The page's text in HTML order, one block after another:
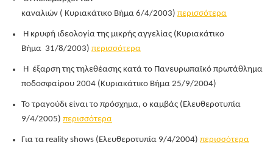
καναλιών ( Κυριακάτικο Βήμα 6/4/2003) περισσότερα
Η κρυφή ιδεολογία της μικρής αγγελίας (Κυριακάτικο
Βήμα 31/8/2003) περισσότερα
Η έξαρση της τηλεθέασης κατά το Πανευρωπαϊκό πρωτάθλημα
ποδοσφαίρου 2004 (Κυριακάτικο Βήμα 25/9/2004)
Το τραγούδι είναι το πρόσχημα, ο καμβάς (Ελευθεροτυπία
9/4/2005) περισσότερα
Για τα reality shows (Ελευθεροτυπία 9/4/2004) περισσότερα